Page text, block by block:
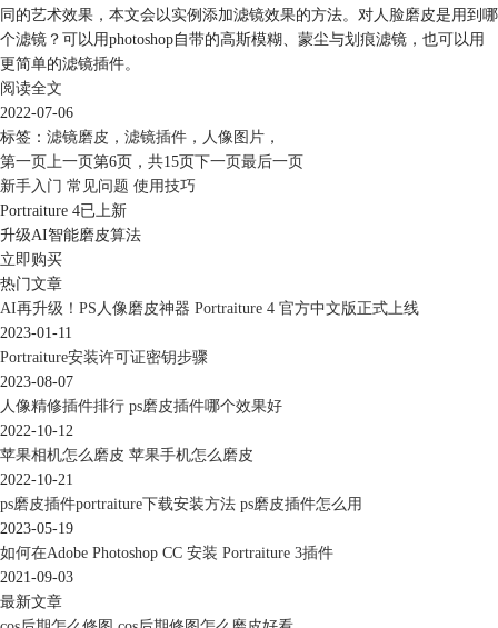
同的艺术效果，本文会以实例添加滤镜效果的方法。对人脸磨皮是用到哪
个滤镜？可以用photoshop自带的高斯模糊、蒙尘与划痕滤镜，也可以用
更简单的滤镜插件。
阅读全文
2022-07-06
标签： 滤镜磨皮 ， 滤镜插件 ， 人像图片 ，
第一页上一页第6页， 共15页下一页最后一页
新手入门 常见问题 使用技巧
Portraiture 4已上新
升级AI智能磨皮算法
立即购买
热门文章
AI再升级！PS人像磨皮神器 Portraiture 4 官方中文版正式上线
2023-01-11
Portraiture安装许可证密钥步骤
2023-08-07
人像精修插件排行 ps磨皮插件哪个效果好
2022-10-12
苹果相机怎么磨皮 苹果手机怎么磨皮
2022-10-21
ps磨皮插件portraiture下载安装方法 ps磨皮插件怎么用
2023-05-19
如何在Adobe Photoshop CC 安装 Portraiture 3插件
2021-09-03
最新文章